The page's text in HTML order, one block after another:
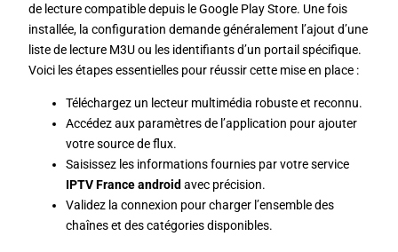
de lecture compatible depuis le Google Play Store. Une fois
installée, la configuration demande généralement l’ajout d’une
liste de lecture M3U ou les identifiants d’un portail spécifique.
Voici les étapes essentielles pour réussir cette mise en place :
Téléchargez un lecteur multimédia robuste et reconnu.
Accédez aux paramètres de l’application pour ajouter
votre source de flux.
Saisissez les informations fournies par votre service
IPTV France android avec précision.
Validez la connexion pour charger l’ensemble des
chaînes et des catégories disponibles.